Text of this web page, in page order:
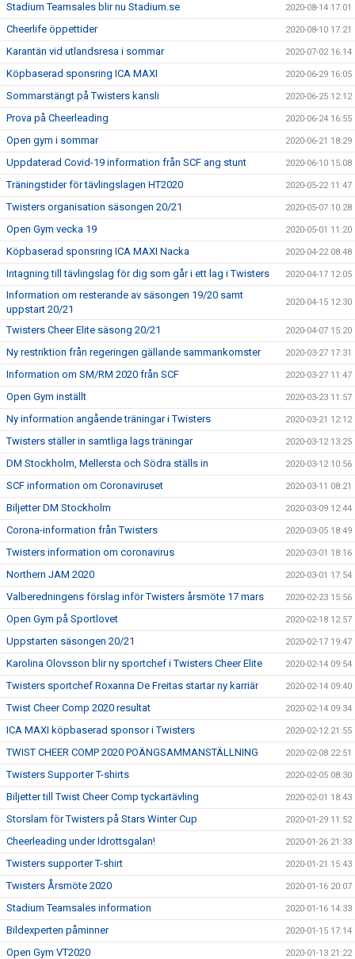
Stadium Teamsales blir nu Stadium.se 2020-08-14 17:01
Cheerlife öppettider 2020-08-10 17:21
Karantän vid utlandsresa i sommar 2020-07-02 16:14
Köpbaserad sponsring ICA MAXI 2020-06-29 16:05
Sommarstängt på Twisters kansli 2020-06-25 12:12
Prova på Cheerleading 2020-06-24 16:55
Open gym i sommar 2020-06-21 18:29
Uppdaterad Covid-19 information från SCF ang stunt 2020-06-10 15:08
Träningstider för tävlingslagen HT2020 2020-05-22 11:47
Twisters organisation säsongen 20/21 2020-05-07 10:28
Open Gym vecka 19 2020-05-01 11:20
Köpbaserad sponsring ICA MAXI Nacka 2020-04-22 08:48
Intagning till tävlingslag för dig som går i ett lag i Twisters 2020-04-17 12:05
Information om resterande av säsongen 19/20 samt
uppstart 20/21
2020-04-15 12:30
Twisters Cheer Elite säsong 20/21 2020-04-07 15:20
Ny restriktion från regeringen gällande sammankomster 2020-03-27 17:31
Information om SM/RM 2020 från SCF 2020-03-27 11:47
Open Gym inställt 2020-03-23 11:57
Ny information angående träningar i Twisters 2020-03-21 12:12
Twisters ställer in samtliga lags träningar 2020-03-12 13:25
DM Stockholm, Mellersta och Södra ställs in 2020-03-12 10:56
SCF information om Coronaviruset 2020-03-11 08:21
Biljetter DM Stockholm 2020-03-09 12:44
Corona-information från Twisters 2020-03-05 18:49
Twisters information om coronavirus 2020-03-01 18:16
Northern JAM 2020 2020-03-01 17:54
Valberedningens förslag inför Twisters årsmöte 17 mars 2020-02-23 15:56
Open Gym på Sportlovet 2020-02-18 12:57
Uppstarten säsongen 20/21 2020-02-17 19:47
Karolina Olovsson blir ny sportchef i Twisters Cheer Elite 2020-02-14 09:54
Twisters sportchef Roxanna De Freitas startar ny karriär 2020-02-14 09:40
Twist Cheer Comp 2020 resultat 2020-02-14 09:34
ICA MAXI köpbaserad sponsor i Twisters 2020-02-12 21:55
TWIST CHEER COMP 2020 POÄNGSAMMANSTÄLLNING 2020-02-08 22:51
Twisters Supporter T-shirts 2020-02-05 08:30
Biljetter till Twist Cheer Comp tyckartävling 2020-02-01 18:43
Storslam för Twisters på Stars Winter Cup 2020-01-29 11:52
Cheerleading under Idrottsgalan! 2020-01-26 21:33
Twisters supporter T-shirt 2020-01-21 15:43
Twisters Årsmöte 2020 2020-01-16 20:07
Stadium Teamsales information 2020-01-16 14:33
Bildexperten påminner 2020-01-15 17:14
Open Gym VT2020 2020-01-13 21:22